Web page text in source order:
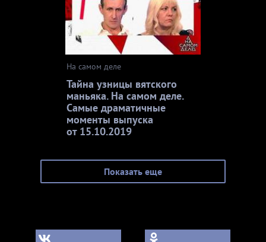
На самом деле
Тайна узницы вятского
маньяка. На самом деле.
Самые драматичные
моменты выпуска
от 15.10.2019
Показать еще